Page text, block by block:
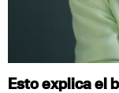
Esto explica el